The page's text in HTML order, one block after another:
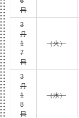
日
3
月
1
7
日
（火）
3
月
1
8
日
（水）